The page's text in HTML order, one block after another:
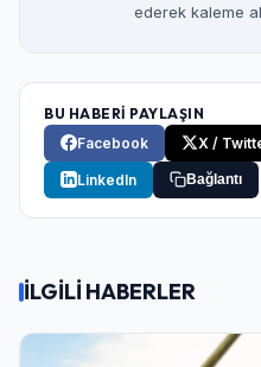
ederek kaleme
BU HABERİ PAYLAŞIN
Facebook
X /
LinkedIn Bağlantı
İLGİLİ HABERLER